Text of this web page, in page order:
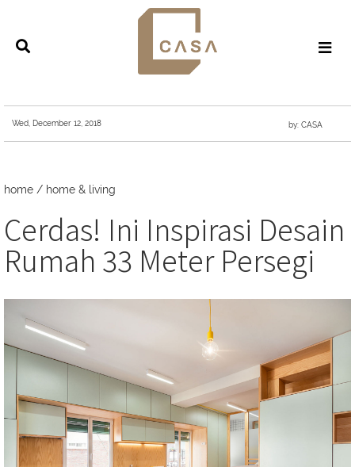
Wed, December 12, 2018 by: CASA
home / home & living
Cerdas! Ini Inspirasi Desain
Rumah 33 Meter Persegi